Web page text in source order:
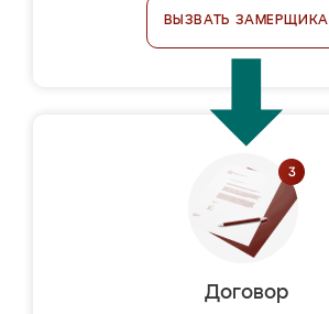
ВЫЗВАТЬ ЗАМЕРЩИКА
Договор